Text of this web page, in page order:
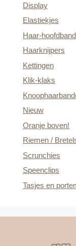
Display
Elastiekjes
Haar-
Haarknijpers
Kettingen
Klik-klaks
Nieuw
Oranje boven!
Riemen /
Scrunchies
Speenclips
Tasjes en